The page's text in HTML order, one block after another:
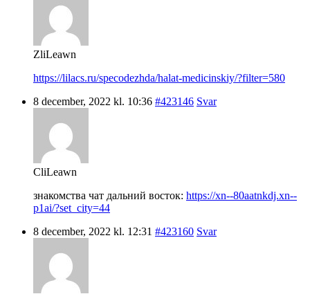
ZliLeawn
https://lilacs.ru/specodezhda/halat-medicinskiy/?filter=580
8 december, 2022 kl. 10:36 #423146 Svar
CliLeawn
знакомства чат дальний восток: https://xn--80aatnkdj.xn--
p1ai/?set_city=44
8 december, 2022 kl. 12:31 #423160 Svar